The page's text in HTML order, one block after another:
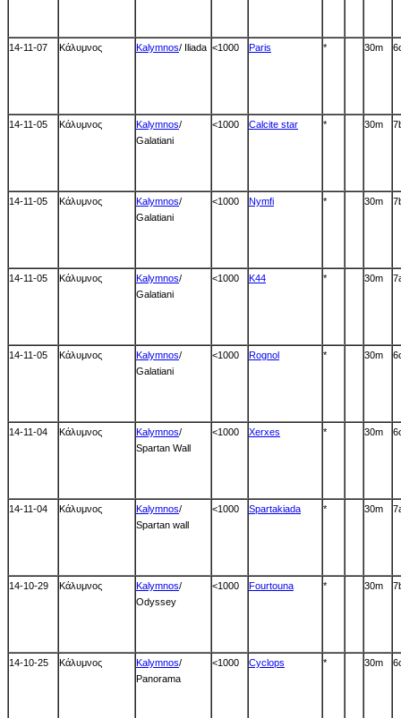
14-11-07 Κάλυμνος Kalymnos/ Iliada <1000 Paris * 30m
14-11-05 Κάλυμνος Kalymnos/
Galatiani
<1000 Calcite star * 30m
14-11-05 Κάλυμνος Kalymnos/
Galatiani
<1000 Nymfi * 30m
14-11-05 Κάλυμνος Kalymnos/
Galatiani
<1000 K44 * 30m
14-11-05 Κάλυμνος Kalymnos/
Galatiani
<1000 Rognol * 30m
14-11-04 Κάλυμνος Kalymnos/
Spartan Wall
<1000 Xerxes * 30m
14-11-04 Κάλυμνος Kalymnos/
Spartan wall
<1000 Spartakiada * 30m
14-10-29 Κάλυμνος Kalymnos/
Odyssey
<1000 Fourtouna * 30m
14-10-25 Κάλυμνος Kalymnos/
Panorama
<1000 Cyclops * 30m